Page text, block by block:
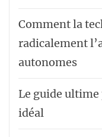
Comment la
radicalement
autonomes
Le guide
idéal